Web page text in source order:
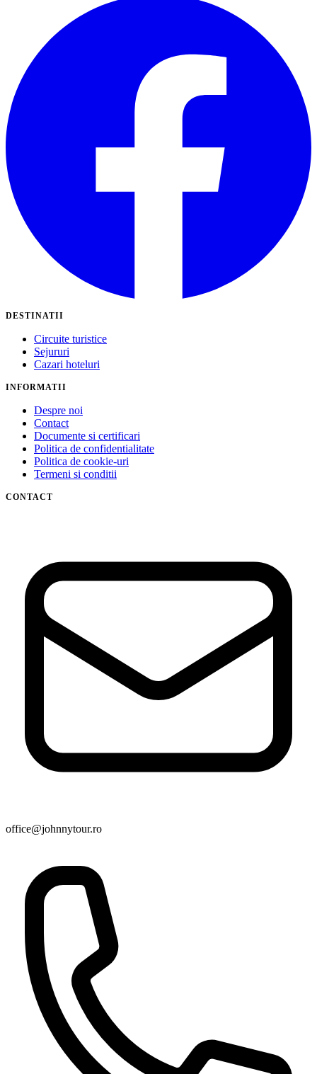
DESTINATII
Circuite turistice
Sejururi
Cazari hoteluri
INFORMATII
Despre noi
Contact
Documente si certificari
Politica de confidentialitate
Politica de cookie-uri
Termeni si conditii
CONTACT
office@johnnytour.ro